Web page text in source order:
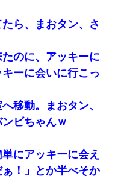
が後悔しかない…
貸してほしい」私「貸す
したら泣き出して・・私
れた。母親「あっち行っ
を見つけた母親がすっ飛
に落ちる
ら、まおタン、さ
たのに、アッキーに
ーに会いに行こっ
移動。まおタン、
ビちゃんｗ
にアッキーに会え
！」とか半べそか